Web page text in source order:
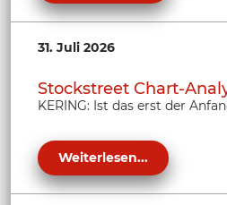
31. Juli 2026
Stockstreet Chart-
KERING: Ist das erst der
Weiterlesen...